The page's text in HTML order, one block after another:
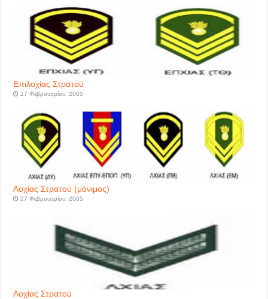
Επιλοχίας Στρατού
27 Φεβρουαρίου, 2005
Λοχίας Στρατού (μόνιμος)
27 Φεβρουαρίου, 2005
Λοχίας Στρατού